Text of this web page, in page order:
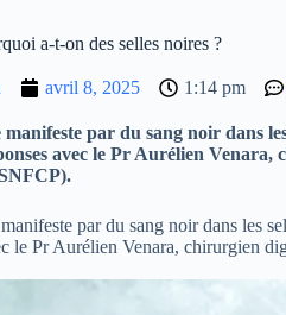
a-t-on des selles noires ?
avril 8, 2025 1:14 pm
manifeste par du sang noir dans
avec le Pr Aurélien
par du sang noir dans les
le Pr Aurélien Venara, chirurgien